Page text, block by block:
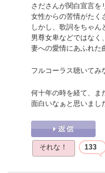
さださんが関白宣言を
女性からの苦情がたく
しかし、歌詞をちゃん
男尊女卑などではなく、
妻への愛情にあふれた
フルコーラス聴いてみ
何十年の時を経て、ま
面白いなぁと思いまし
それな！ 133